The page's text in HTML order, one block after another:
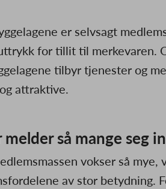
er selvsagt
for tillit til merkevaren.
tilbyr tjenester og
attraktive.
så mange seg
vokser så mye,
av stor betydning.